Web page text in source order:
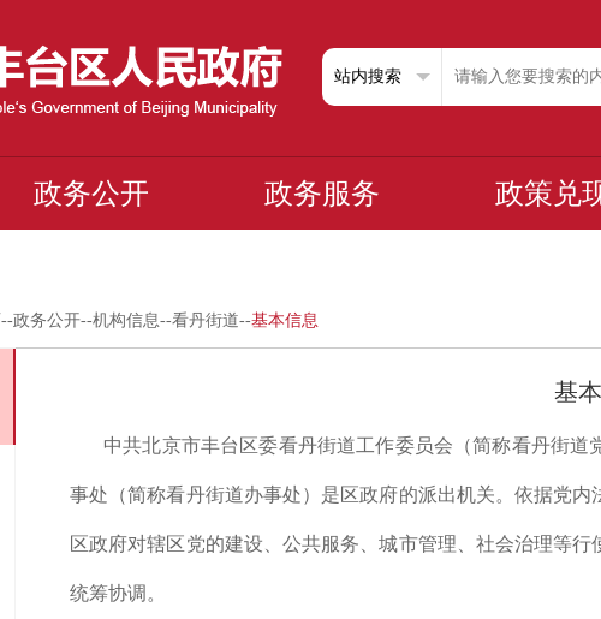
政务公开 政务服务 政策兑
--政务公开--机构信息--看丹街道--基本信息
基
中共北京市丰台区委看丹街道工作委员会（简称看丹街
事处（简称看丹街道办事处）是区政府的派出机关。依据党
区政府对辖区党的建设、公共服务、城市管理、社会治理等
统筹协调。